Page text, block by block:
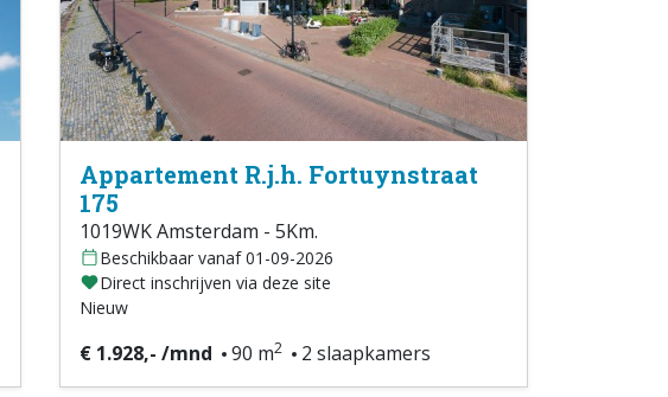
Appartement R.j.h. Fortuynstraat
175
1019WK Amsterdam - 5Km.
Beschikbaar vanaf 01-09-2026
Direct inschrijven via deze site
Nieuw
€ 1.928,- /mnd 90 m2 2 slaapkamers